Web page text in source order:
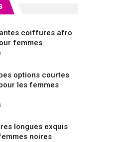
coiffures afro
femmes
options courtes
les femmes
longues exquis
noires